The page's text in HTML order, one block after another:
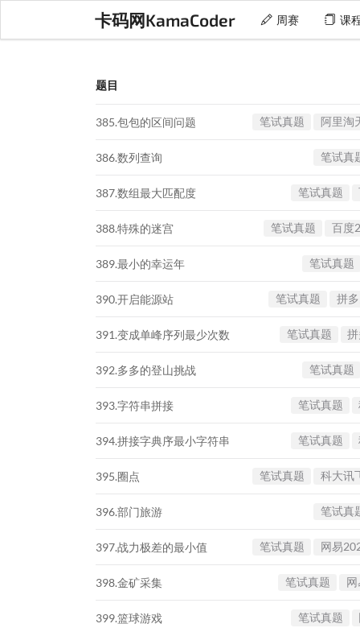
卡码网KamaCoder 周赛 课
题目
385.包包的区间问题 笔试真题 阿里淘
386.数列查询 笔试真
387.数组最大匹配度 笔试真题
388.特殊的迷宫 笔试真题 百度
389.最小的幸运年 笔试真题
390.开启能源站 笔试真题 拼
391.变成单峰序列最少次数 笔试真题
392.多多的登山挑战 笔试真题
393.字符串拼接 笔试真题
394.拼接字典序最小字符串 笔试真题
395.圈点 笔试真题 科大讯
396.部门旅游 笔试真
397.战力极差的最小值 笔试真题 网易
398.金矿采集 笔试真题
399.篮球游戏 笔试真题